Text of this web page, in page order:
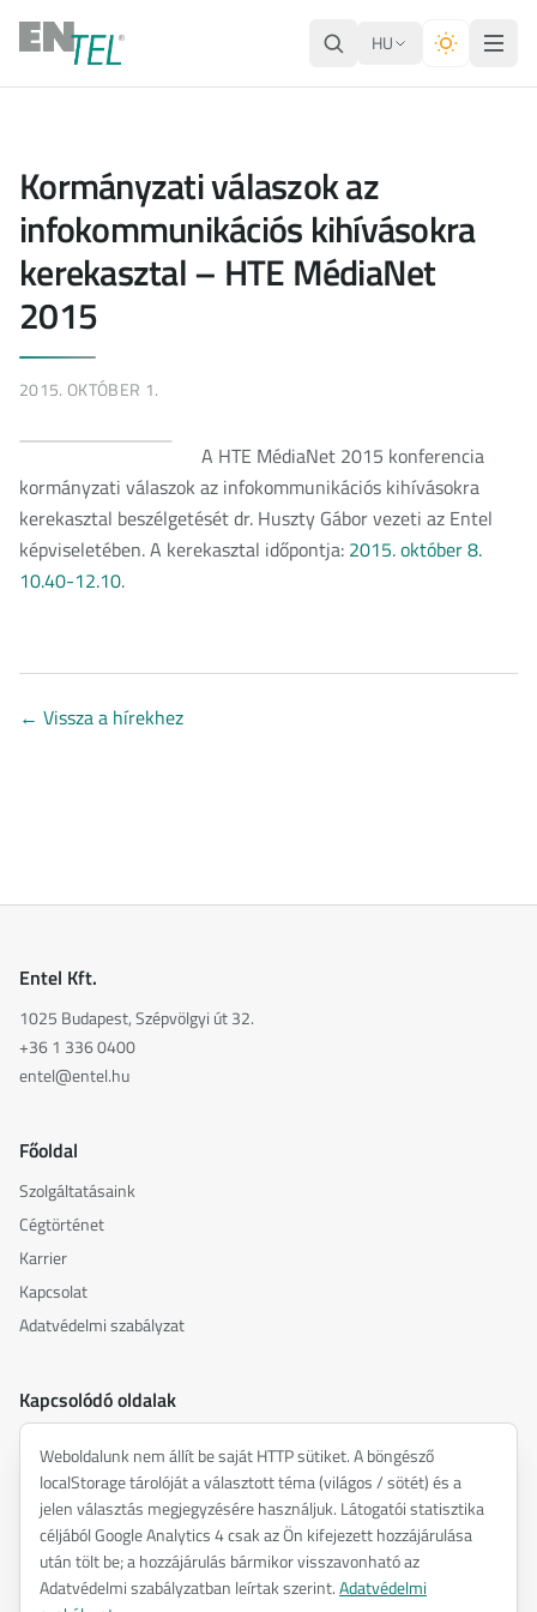
HU
Kormányzati válaszok az
infokommunikációs kihívásokra
kerekasztal – HTE MédiaNet
2015
2015. OKTÓBER 1.
A HTE MédiaNet 2015 konferencia
kormányzati válaszok az infokommunikációs kihívásokra
kerekasztal beszélgetését dr. Huszty Gábor vezeti az Entel
képviseletében. A kerekasztal időpontja: 2015. október 8.
10.40-12.10.
← Vissza a hírekhez
Entel Kft.
1025 Budapest, Szépvölgyi út 32.
+36 1 336 0400
entel@entel.hu
Főoldal
Szolgáltatásaink
Cégtörténet
Karrier
Kapcsolat
Adatvédelmi szabályzat
Kapcsolódó oldalak
inspiredacoustics.com
soundy.ai
irat.ai
Weboldalunk nem állít be saját HTTP sütiket. A böngésző
localStorage tárolóját a választott téma (világos / sötét) és a
jelen választás megjegyzésére használjuk. Látogatói statisztika
céljából Google Analytics 4 csak az Ön kifejezett hozzájárulása
után tölt be; a hozzájárulás bármikor visszavonható az
Adatvédelmi szabályzatban leírtak szerint.Adatvédelmi